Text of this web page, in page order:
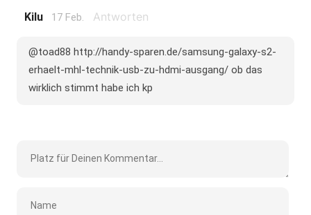
Kilu 17 Feb. Antworten
@toad88 http://handy-sparen.de/samsung-galaxy-s2-
erhaelt-mhl-technik-usb-zu-hdmi-ausgang/ ob das
wirklich stimmt habe ich kp